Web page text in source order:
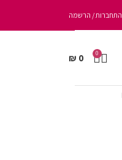
התחברות / הרשמה
0
₪ 0